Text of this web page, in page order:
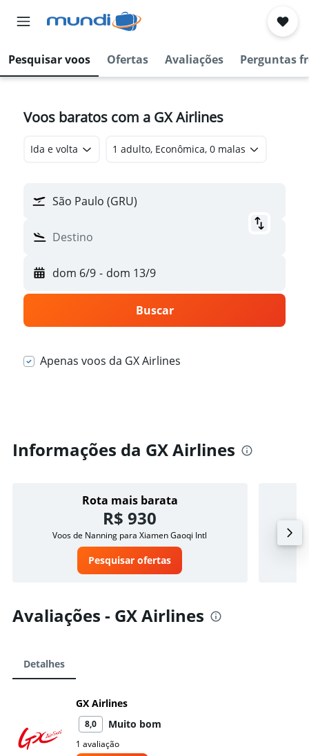
Pesquisar voos Ofertas Avaliações Perguntas
Voos baratos com a GX Airlines
Ida e volta 1 adulto, Econômica, 0 malas
São Paulo (GRU)
Destino
dom 6/9 - dom 13/9
Buscar
Apenas voos da GX Airlines
Informações da GX Airlines
Rota mais barata
R$ 930
Voos de Nanning para Xiamen Gaoqi Intl
Pesquisar ofertas
Voos
Avaliações - GX Airlines
Detalhes
GX Airlines
8,0 Muito bom
1 avaliação